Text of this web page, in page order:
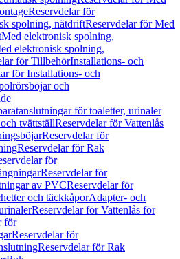
Reservdelar för
spolning, nätdriftReservdelar för Med
Med elektronisk spolning,
elektronisk spolning,
för TillbehörInstallations- och
för Installations- och
och
för toaletter, urinaler
tvättställReservdelar för Vattenlås
Reservdelar för
Reservdelar för Rak
för
Reservdelar för
av PVCReservdelar för
och täckkåporAdapter- och
Reservdelar för Vattenlås för
för
Reservdelar för
Reservdelar för Rak